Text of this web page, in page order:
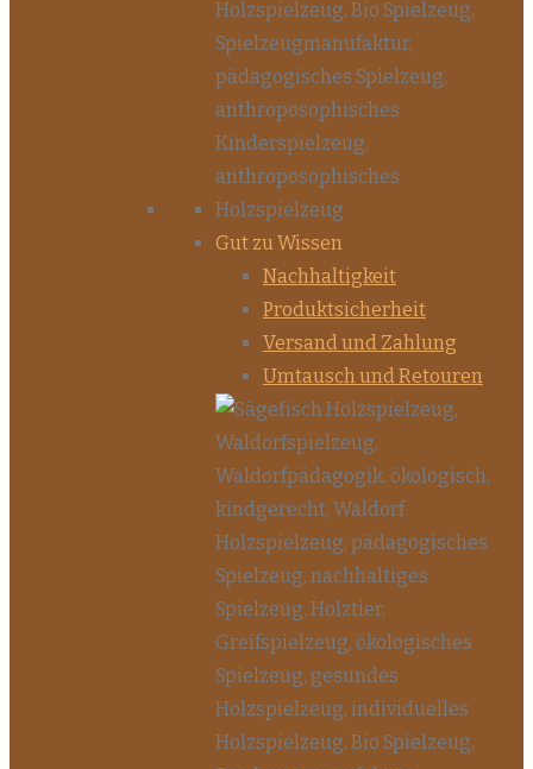
Gut zu Wissen
Nachhaltigkeit
Produktsicherheit
Versand und Zahlung
Umtausch und Retouren